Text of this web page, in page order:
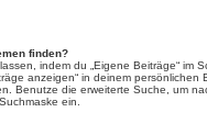
finden?
indem du „Eigene Beiträge“ im
anzeigen“ in deinem persönlichen
Benutze die erweiterte Suche, um
ein.